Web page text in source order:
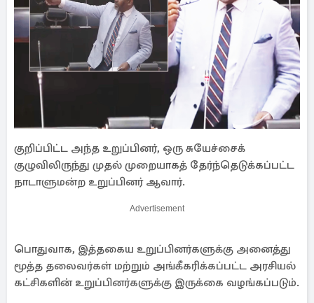
குறிப்பிட்ட அந்த உறுப்பினர், ஒரு சுயேச்சைக்
குழுவிலிருந்து முதல் முறையாகத் தேர்ந்தெடுக்கப்பட்ட
நாடாளுமன்ற உறுப்பினர் ஆவார்.
Advertisement
பொதுவாக, இத்தகைய உறுப்பினர்களுக்கு அனைத்து
மூத்த தலைவர்கள் மற்றும் அங்கீகரிக்கப்பட்ட அரசியல்
கட்சிகளின் உறுப்பினர்களுக்கு இருக்கை வழங்கப்படும்.